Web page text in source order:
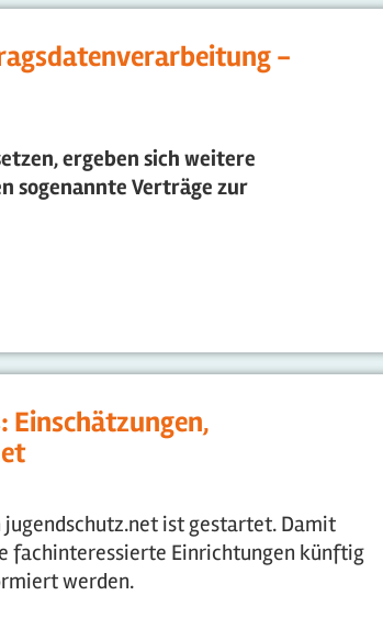
-
ergeben sich weitere
sogenannte Verträge zur
Einschätzungen,
ist gestartet. Damit
fachinteressierte Einrichtungen künftig
werden.